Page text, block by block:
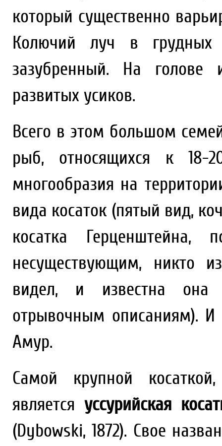
который существенно
Колючий луч в
зазубренный. На
развитых усиков.
Всего в этом большом
рыб, относящихся к
многообразия на
вида косаток (пятый вид,
косатка Герценштейна,
несуществующим, никто
видел, и известна она
отрывочным описаниям). И
Амур.
Самой крупной
является уссурийская
(Dybowski, 1872). Свое